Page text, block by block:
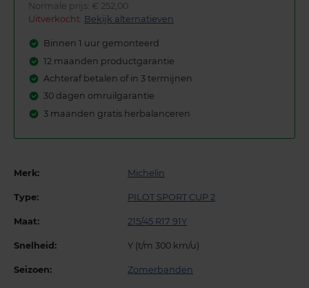
Normale prijs: € 252,00
Uitverkocht: Bekijk alternatieven
Binnen 1 uur gemonteerd
12 maanden productgarantie
Achteraf betalen of in 3 termijnen
30 dagen omruilgarantie
3 maanden gratis herbalanceren
Merk: Michelin
Type: PILOT SPORT CUP 2
Maat: 215/45 R17 91Y
Snelheid: Y (t/m 300 km/u)
Seizoen: Zomerbanden